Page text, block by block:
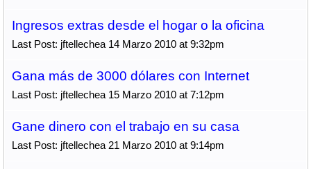
Ingresos extras desde el hogar o la oficina
Last Post: jftellechea 14 Marzo 2010 at 9:32pm
Gana más de 3000 dólares con Internet
Last Post: jftellechea 15 Marzo 2010 at 7:12pm
Gane dinero con el trabajo en su casa
Last Post: jftellechea 21 Marzo 2010 at 9:14pm